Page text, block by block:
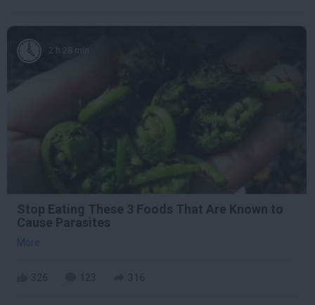
2 h 28 min
Stop Eating These 3 Foods That Are Known to
Cause Parasites
More